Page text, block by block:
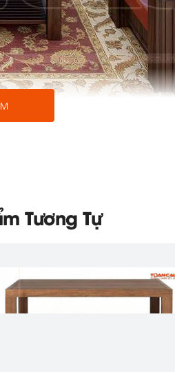
villa, penhouse.... Bộ bàn ghế
gỗ mâu đen kết hợp da bọc
Tương Tự